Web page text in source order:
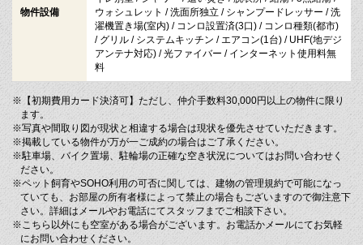
物件設備
ウォシュレット / 洗面所独立 / シャンプードレッサー / 洗
濯機置き場(室内) / コンロ設置済(3口) / コンロ種類(都市)
/ グリル / システムキッチン / エアコン(1台) / UHF(地デジ
アンテナ対応) / 光ファイバー / インターネット使用料無
料
※【初期費用カード決済可】ただし、仲介手数料30,000円以上の物件に限り
ます。
※写真や間取り図が現状と相違する場合は現状を優先させていただきます。
※掲載している物件が万が一ご成約の場合はご了承ください。
※駐車場、バイク置場、駐輪場の正確な空き状況についてはお問い合わせく
ださい。
※ペット飼育やSOHO利用の可否に関しては、建物の管理規約で可能になっ
ていても、お部屋の所有者様によって禁止の場合もございますので御注意下
さい。詳細はメールやお電話にてスタッフまでご相談下さい。
※こちら以外にも空室がある場合がございます。お電話かメールにてお気軽
にお問い合わせください。